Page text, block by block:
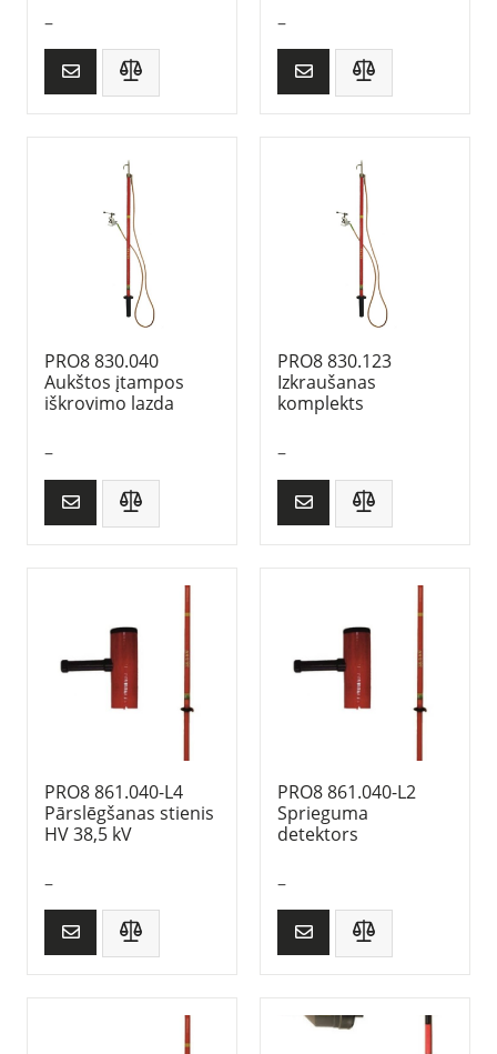
– –
PRO8 830.040
Aukštos įtampos
iškrovimo lazda
–
PRO8 830.123
Izkraušanas
komplekts
–
PRO8 861.040-L4
Pārslēgšanas stienis
HV 38,5 kV
–
PRO8 861.040-L2
Sprieguma
detektors
–